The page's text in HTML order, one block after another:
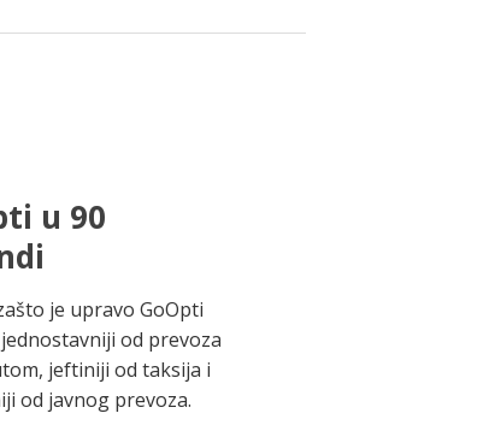
u 90
je upravo GoOpti
od prevoza
jeftiniji od taksija i
od javnog prevoza.